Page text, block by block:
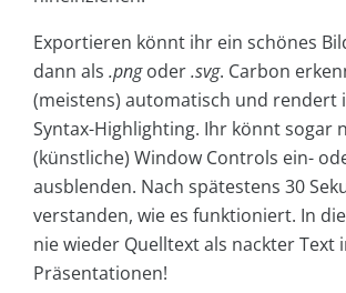
Exportieren könnt ihr ein schönes
dann als .pngoder.svg. Carbon
(meistens) automatisch und rendert
Syntax-Highlighting. Ihr könnt sogar
(künstliche) Window Controls ein-
ausblenden. Nach spätestens 30
verstanden, wie es funktioniert. In
nie wieder Quelltext als nackter Text
Präsentationen!